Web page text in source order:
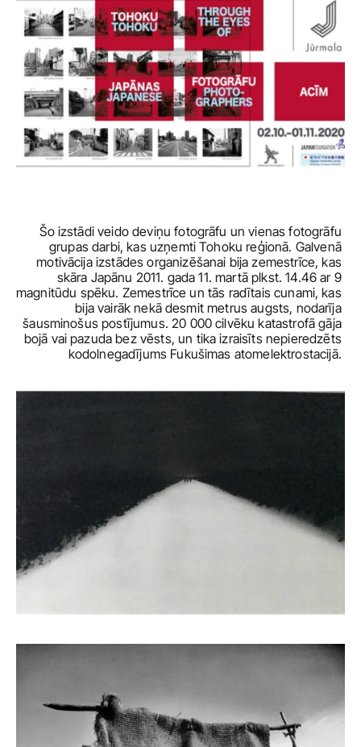
Šo izstādi veido deviņu fotogrāfu un vienas fotogrāfu
grupas darbi, kas uzņemti Tohoku reģionā. Galvenā
motivācija izstādes organizēšanai bija zemestrīce, kas
skāra Japānu 2011. gada 11. martā plkst. 14.46 ar 9
magnitūdu spēku. Zemestrīce un tās radītais cunami, kas
bija vairāk nekā desmit metrus augsts, nodarīja
šausminošus postījumus. 20 000 cilvēku katastrofā gāja
bojā vai pazuda bez vēsts, un tika izraisīts nepieredzēts
kodolnegadījums Fukušimas atomelektrostacijā.